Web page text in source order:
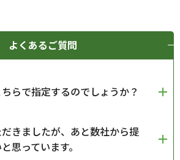
よくあるご質問
らで指定するのでしょうか？
きましたが、あと数社から提
思っています。